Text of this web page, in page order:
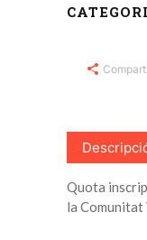
Quota
la Comunitat